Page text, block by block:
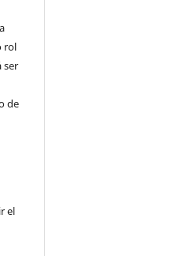
rol
ser
de
el